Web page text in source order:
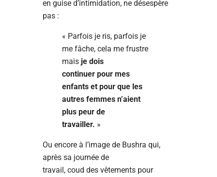
en guise d’intimidation, ne désespère
pas :
« Parfois je ris, parfois je
me fâche, cela me frustre
mais je dois
continuer pour mes
enfants et pour que les
autres femmes n’aient
plus peur de
travailler. »
Ou encore à l’image de Bushra qui,
après sa journée de
travail, coud des vêtements pour